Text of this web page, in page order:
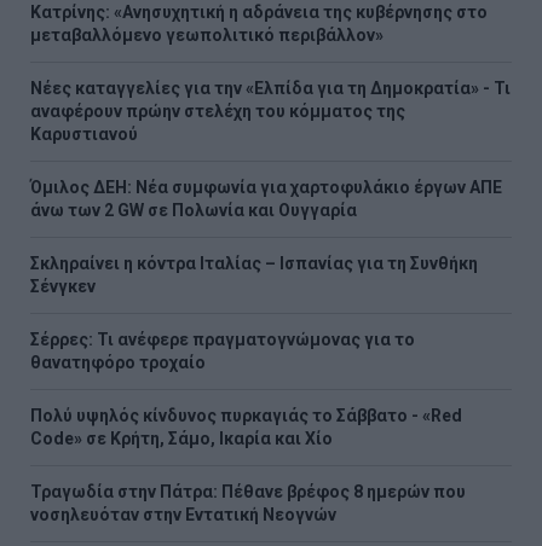
Κατρίνης: «Ανησυχητική η αδράνεια της κυβέρνησης στο
μεταβαλλόμενο γεωπολιτικό περιβάλλον»
Νέες καταγγελίες για την «Ελπίδα για τη Δημοκρατία» - Τι
αναφέρουν πρώην στελέχη του κόμματος της
Καρυστιανού
Όμιλος ΔΕΗ: Νέα συμφωνία για χαρτοφυλάκιο έργων ΑΠΕ
άνω των 2 GW σε Πολωνία και Ουγγαρία
Σκληραίνει η κόντρα Ιταλίας – Ισπανίας για τη Συνθήκη
Σένγκεν
Σέρρες: Τι ανέφερε πραγματογνώμονας για το
θανατηφόρο τροχαίο
Πολύ υψηλός κίνδυνος πυρκαγιάς το Σάββατο - «Red
Code» σε Κρήτη, Σάμο, Ικαρία και Χίο
Τραγωδία στην Πάτρα: Πέθανε βρέφος 8 ημερών που
νοσηλευόταν στην Εντατική Νεογνών